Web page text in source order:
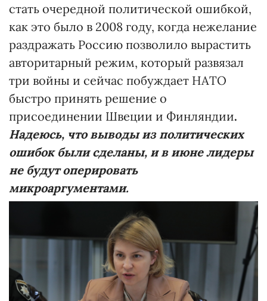
стать очередной политической ошибкой,
как это было в 2008 году, когда нежелание
раздражать Россию позволило вырастить
авторитарный режим, который развязал
три войны и сейчас побуждает НАТО
быстро принять решение о
присоединении Швеции и Финляндии.
Надеюсь, что выводы из политических
ошибок были сделаны, и в июне лидеры
не будут оперировать
микроаргументами.